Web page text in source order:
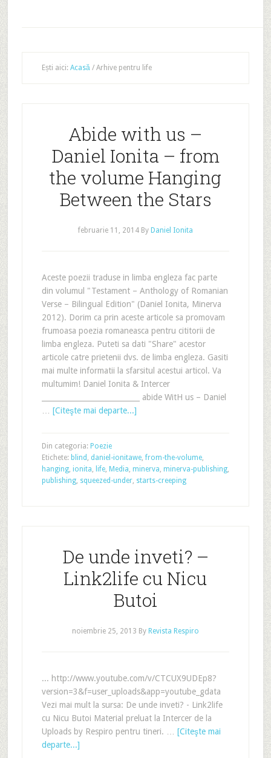
Ești aici: Acasă /Arhive pentru life
Abide with us –
Daniel Ionita – from
the volume Hanging
Between the Stars
februarie 11, 2014By Daniel Ionita
Aceste poezii traduse in limba engleza fac parte
din volumul "Testament – Anthology of Romanian
Verse – Bilingual Edition" (Daniel Ionita, Minerva
2012). Dorim ca prin aceste articole sa promovam
frumoasa poezia romaneasca pentru cititorii de
limba engleza. Puteti sa dati "Share" acestor
articole catre prietenii dvs. de limba engleza. Gasiti
mai multe informatii la sfarsitul acestui articol. Va
multumim! Daniel Ionita & Intercer
___________________________ abide WitH us – Daniel
[Citeşte mai departe...]
Din categoria: Poezie
Etichete: blind , daniel-ionitawe,from-the-volume,
hanging, ionita, life, Media, minerva, minerva-publishing,
publishing, squeezed-under, starts-creeping
De unde inveti? –
Link2life cu Nicu
Butoi
noiembrie 25, 2013 By Revista Respiro
... http://www.youtube.com/v/CTCUX9UDEp8?
version=3&f=user_uploads&app=youtube_gdata
Vezi mai mult la sursa: De unde inveti? - Link2life
cu Nicu Butoi Material preluat la Intercer de la
Uploads by Respiro pentru tineri. … [Citeşte mai
departe...]